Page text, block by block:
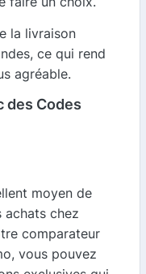
la livraison
ce qui rend
agréable.
des Codes
moyen de
achats chez
comparateur
vous pouvez